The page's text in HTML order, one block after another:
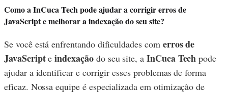
Como a InCuca Tech pode ajudar a corrigir erros de
JavaScript e melhorar a indexação do seu site?
Se você está enfrentando dificuldades com erros de
JavaScripteindexaçãodo seu site, a InCuca Tech pode
ajudar a identificar e corrigir esses problemas de forma
eficaz. Nossa equipe é especializada em otimização de